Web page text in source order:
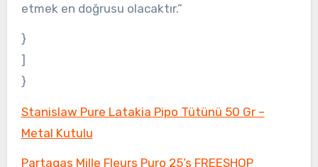
etmek en doğrusu olacaktır.”
}
]
}
Stanislaw Pure Latakia Pipo Tütünü 50 Gr –
Metal Kutulu
Partagas Mille Fleurs Puro 25’s FREESHOP